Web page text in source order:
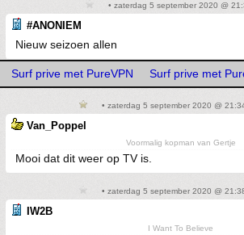
• zaterdag 5 september 2020 @
#ANONIEM
Nieuw seizoen allen
Surf prive met PureVPN Surf prive met
• zaterdag 5 september 2020 @
Van_Poppel
Voormalig kopman van Gertje
Mooi dat dit weer op TV is.
• zaterdag 5 september 2020 @
IW2B
I Want To Believe